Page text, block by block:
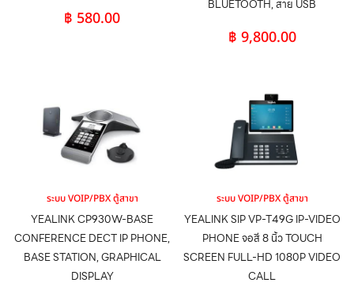
฿ 580.00
BLUETOOTH, สาย USB
฿ 9,800.00
ระบบ VOIP/PBX ตู้สาขา
YEALINK CP930W-BASE
CONFERENCE DECT IP PHONE,
BASE STATION, GRAPHICAL
DISPLAY
ระบบ VOIP/PBX ตู้สาขา
YEALINK SIP VP-T49G IP-VIDEO
PHONE จอสี 8 นิ้ว TOUCH
SCREEN FULL-HD 1080P VIDEO
CALL